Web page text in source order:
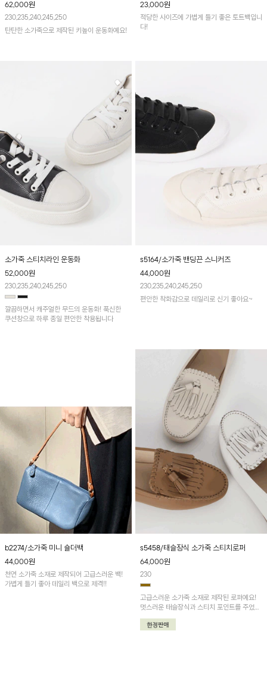
62,000원
230,235,240,245,250
탄탄한 소가죽으로 제작된 키높이 운동화예요!
23,000원
적당한 사이즈에 가볍게 들기 좋은 토트백입니
다!
소가죽 스티치라인 운동화
52,000원
230,235,240,245,250
깔끔하면서 캐주얼한 무드의 운동화! 푹신한
쿠션창으로 하루 종일 편안한 착용됩니다
s5164/소가죽 밴딩끈 스니커즈
44,000원
230,235,240,245,250
편안한 착화감으로 데일리로 신기 좋아요~
b2274/소가죽 미니 숄더백
44,000원
천연 소가죽 소재로 제작되어 고급스러운 백!
가볍게 들기 좋아 데일리 백으로 제격!!
s5458/태슬장식 소가죽 스티치로퍼
64,000원
230
고급스러운 소가죽 소재로 제작된 로퍼예요!
멋스러운 태슬장식과 스티치 포인트를 주었어
요~